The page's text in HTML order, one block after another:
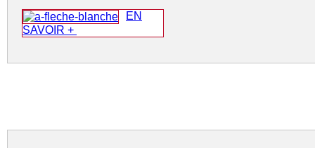
EN
SAVOIR +